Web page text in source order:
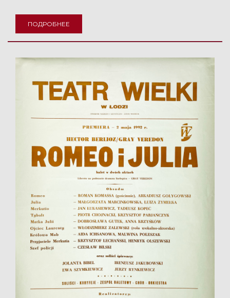
ПОДРОБНЕЕ